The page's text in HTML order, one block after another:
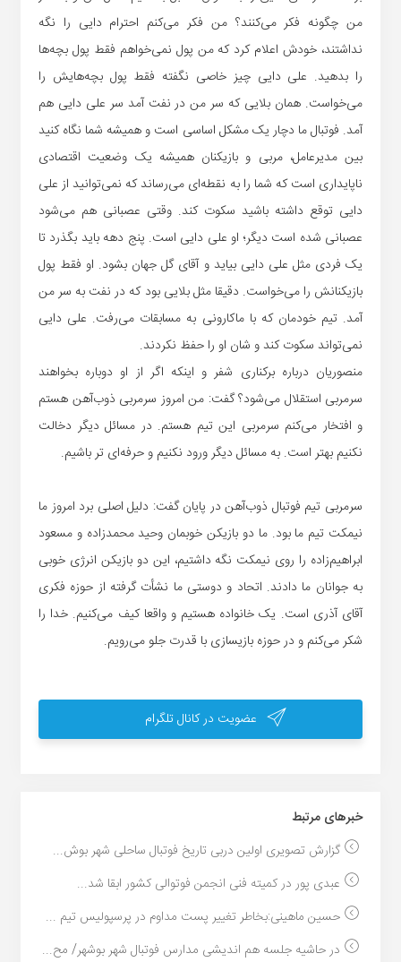
من چگونه فکر می‌کنند؟ من فکر می‌کنم احترام دایی را نگه
نداشتند، خودش اعلام کرد که من پول نمی‌خواهم فقط پول بچه‌ها
را بدهید. علی دایی چیز خاصی نگفته فقط پول بچه‌هایش را
می‌خواست. همان بلایی که سر من در نفت آمد سر علی دایی هم
آمد. فوتبال ما دچار یک مشکل اساسی است و همیشه شما نگاه کنید
بین مدیرعامل، مربی و بازیکنان همیشه یک وضعیت اقتصادی
ناپایداری است که شما را به نقطه‌ای می‌رساند که نمی‌توانید از علی
دایی توقع داشته باشید سکوت کند. وقتی عصبانی هم می‌شود
عصبانی شده است دیگر؛ او علی دایی است. پنج دهه باید بگذرد تا
یک فردی مثل علی دایی بیاید و آقای گل جهان بشود. او فقط پول
بازیکنانش را می‌خواست. دقیقا مثل بلایی بود که در نفت به سر من
آمد. تیم خودمان که با ماکارونی به مسابقات می‌رفت. علی دایی
نمی‌تواند سکوت کند و شان او را حفظ نکردند.
منصوریان درباره برکناری شفر و اینکه اگر از او دوباره بخواهند
سرمربی استقلال می‌شود؟ گفت: من امروز سرمربی ذوب‌آهن هستم
و افتخار می‌کنم سرمربی این تیم هستم. در مسائل دیگر دخالت
نکنیم بهتر است. به مسائل دیگر ورود نکنیم و حرفه‌ای تر باشیم.
سرمربی تیم فوتبال ذوب‌آهن در پایان گفت: دلیل اصلی برد امروز ما
نیمکت تیم ما بود. ما دو بازیکن خوبمان وحید محمدزاده و مسعود
ابراهیم‌زاده را روی نیمکت نگه داشتیم، این دو بازیکن انرژی خوبی
به جوانان ما دادند. اتحاد و دوستی ما نشأت گرفته از حوزه فکری
آقای آذری است. یک خانواده هستیم و واقعا کیف می‌کنیم. خدا را
شکر می‌کنم و در حوزه بازیسازی با قدرت جلو می‌رویم.
عضویت در کانال تلگرام
خبر‌های مرتبط
گزارش تصویری اولین دربی تاریخ فوتبال ساحلی شهر بوش...
عبدی پور در کمیته فنی انجمن فوتوالی كشور ابقا شد...
حسین ماهینی:بخاطر تغییر پست مداوم در پرسپولیس تیم ...
در حاشیه جلسه هم اندیشی مدارس فوتبال شهر بوشهر/ مح...